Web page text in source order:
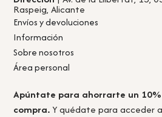
Raspeig, Alicante
Envíos y devoluciones
Información
Sobre nosotros
Área personal
Apúntate para ahorrarte un
compra.Y quédate para acceder